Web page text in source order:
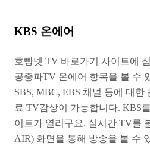
KBS 온에어
호빵넷 TV 바로가기 사이트에
공중파TV 온에어 항목을 볼 수
SBS, MBC, EBS 채널 등에 대한
료 TV감상이 가능합니다. KBS
이트가 열리구요. 실시간 TV를
AIR) 화면을 통해 방송을 볼 수